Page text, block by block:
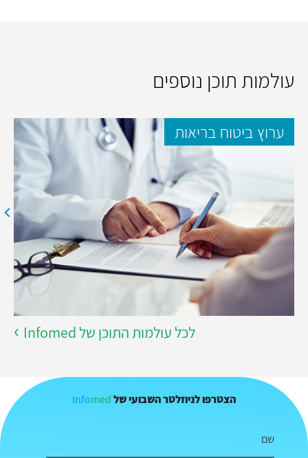
עולמות תוכן נוספים
ערוץ ביטוח בריאות
לכל עולמות התוכן של Infomed
הצטרפו לניוזלטר השבועי של Infomed
שם